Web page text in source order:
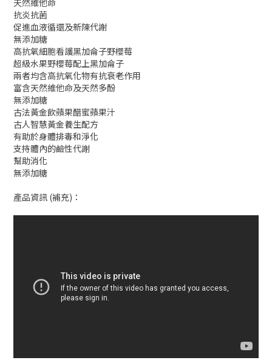
天然維他命
抗炎抗菌
促進血液循還及新陳代謝
無添加糖
高抗氧細胞看護黑加侖子野櫻莓
超級水果野櫻莓配上黑加侖子
兩者均含高抗氧化物有抗衰老作用
富含天然維他命及天然多酚
無添加糖
古法黃金飲蘋果醋蜜蘋果汁
古人智慧黃金養生配方
有助於身體排毒和淨化
支持體內的鹼性代謝
幫助消化
無添加糖
產品資訊 (補充)：